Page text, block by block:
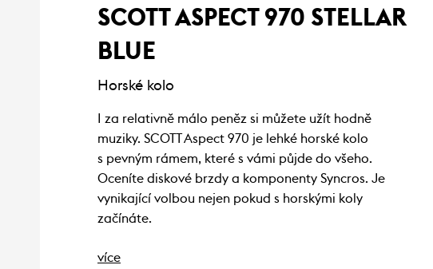
SCOTT ASPECT 970 STELLAR
BLUE
Horské kolo
I za relativně málo peněz si můžete užít hodně
muziky. SCOTT Aspect 970 je lehké horské kolo
s pevným rámem, které s vámi půjde do všeho.
Oceníte diskové brzdy a komponenty Syncros. Je
vynikající volbou nejen pokud s horskými koly
začínáte.
více